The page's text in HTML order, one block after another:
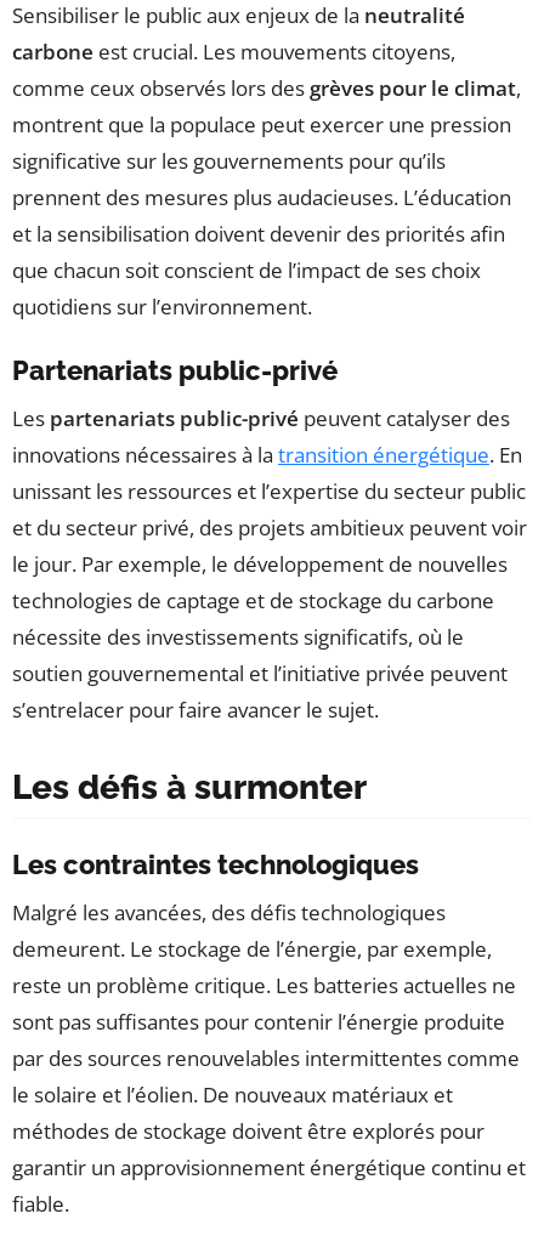
Sensibiliser le public aux enjeux de la neutralité
carbone est crucial. Les mouvements citoyens,
comme ceux observés lors des grèves pour le climat,
montrent que la populace peut exercer une pression
significative sur les gouvernements pour qu’ils
prennent des mesures plus audacieuses. L’éducation
et la sensibilisation doivent devenir des priorités afin
que chacun soit conscient de l’impact de ses choix
quotidiens sur l’environnement.
Partenariats public-privé
Les partenariats public-privé peuvent catalyser des
innovations nécessaires à la transition énergétique. En
unissant les ressources et l’expertise du secteur public
et du secteur privé, des projets ambitieux peuvent voir
le jour. Par exemple, le développement de nouvelles
technologies de captage et de stockage du carbone
nécessite des investissements significatifs, où le
soutien gouvernemental et l’initiative privée peuvent
s’entrelacer pour faire avancer le sujet.
Les défis à surmonter
Les contraintes technologiques
Malgré les avancées, des défis technologiques
demeurent. Le stockage de l’énergie, par exemple,
reste un problème critique. Les batteries actuelles ne
sont pas suffisantes pour contenir l’énergie produite
par des sources renouvelables intermittentes comme
le solaire et l’éolien. De nouveaux matériaux et
méthodes de stockage doivent être explorés pour
garantir un approvisionnement énergétique continu et
fiable.